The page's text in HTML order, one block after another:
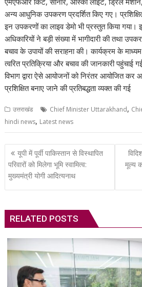
अन्य आधुनिक उपकरण प्रदर्शित किए गए।
इन उपकरणों का लाइव डेमो भी प्रस्तुत किया
अधिकारियों ने बड़ी संख्या में भागीदारी की तथा
बचाव के उपायों की सराहना की। कार्यक्रम के
त्वरित प्रतिक्रिया और बचाव की जानकारी पहुंचाई
विभाग द्वारा ऐसे आयोजनों को निरंतर आयोजित
प्रशिक्षित बनाए जाने की प्रतिबद्धता व्यक्त की गई
उत्तराखंड Chief Minister Uttarakhand,
hindi news, Latest news
Post
navigation
यूपी में पूर्वी पाकिस्तान से विस्थापित
परिवारों को मिलेगा भूमि स्वामित्व:
मुख्यमंत्री योगी आदित्यनाथ
मूल्य
RELATED POSTS